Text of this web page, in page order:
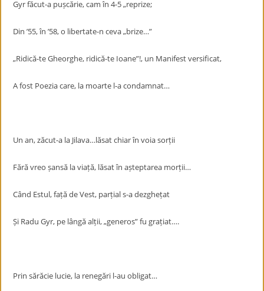
Gyr făcut-a pușcărie, cam în 4-5 „reprize;
Din ’55, în ’58, o libertate-n ceva „brize…”
„Ridică-te Gheorghe, ridică-te Ioane”!, un Manifest versificat,
A fost Poezia care, la moarte l-a condamnat…
Un an, zăcut-a la Jilava…lăsat chiar în voia sorții
Fără vreo șansă la viață, lăsat în așteptarea morții…
Când Estul, față de Vest, parțial s-a dezghețat
Și Radu Gyr, pe lângă alții, „generos” fu grațiat….
Prin sărăcie lucie, la renegări l-au obligat…